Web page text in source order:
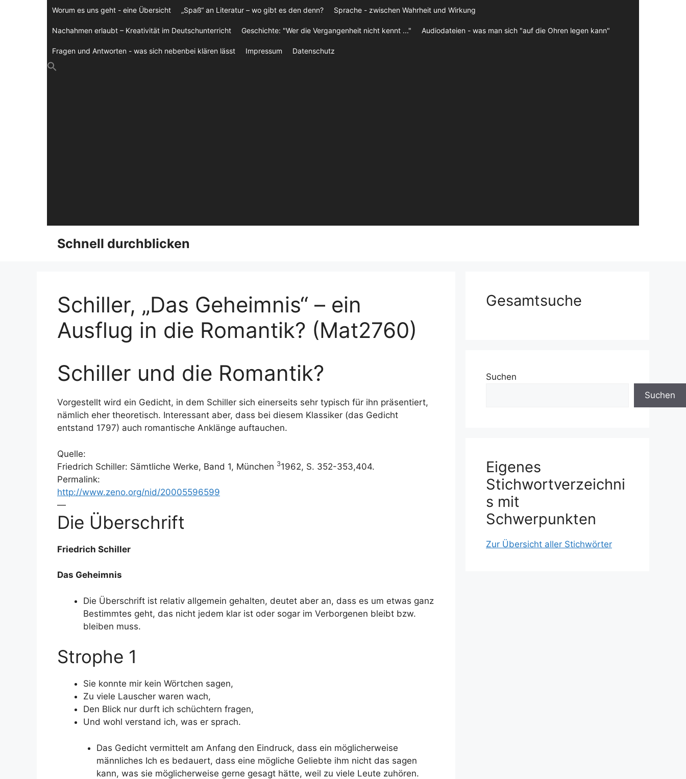
Worum es uns geht - eine Übersicht „Spaß“ an Literatur – wo gibt es den denn? Sprache - zwischen Wahrheit und Wirkung
Nachahmen erlaubt – Kreativität im Deutschunterricht Geschichte: "Wer die Vergangenheit nicht kennt ..." Audiodateien - was man sich "auf die Ohren legen kann"
Fragen und Antworten - was sich nebenbei klären lässt Impressum Datenschutz
Schnell durchblicken
Schiller, „Das Geheimnis“ – ein
Ausflug in die Romantik? (Mat2760)
Schiller und die Romantik?
Vorgestellt wird ein Gedicht, in dem Schiller sich einerseits sehr typisch für ihn präsentiert,
nämlich eher theoretisch. Interessant aber, dass bei diesem Klassiker (das Gedicht
entstand 1797) auch romantische Anklänge auftauchen.
Quelle:
Friedrich Schiller: Sämtliche Werke, Band 1, München 31962, S. 352-353,404.
Permalink:
http://www.zeno.org/nid/20005596599
—
Die Überschrift
Friedrich Schiller
Das Geheimnis
Die Überschrift ist relativ allgemein gehalten, deutet aber an, dass es um etwas ganz
Bestimmtes geht, das nicht jedem klar ist oder sogar im Verborgenen bleibt bzw.
bleiben muss.
Strophe 1
Sie konnte mir kein Wörtchen sagen,
Zu viele Lauscher waren wach,
Den Blick nur durft ich schüchtern fragen,
Und wohl verstand ich, was er sprach.
Das Gedicht vermittelt am Anfang den Eindruck, dass ein möglicherweise
männliches Ich es bedauert, dass eine mögliche Geliebte ihm nicht das sagen
kann, was sie möglicherweise gerne gesagt hätte, weil zu viele Leute zuhören.
Gesamtsuche
Suchen
Suchen
Eigenes
Stichwortverzeichni
s mit
Schwerpunkten
Zur Übersicht aller Stichwörter